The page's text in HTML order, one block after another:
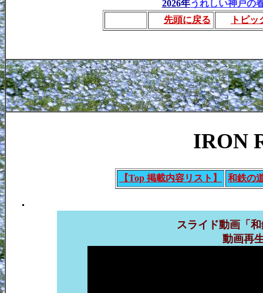
2026年うれしい神戸の
先頭に戻る トピッ
IRON
【Top 掲載内容リスト】 和鉄の
.
スライド動画「
動画再